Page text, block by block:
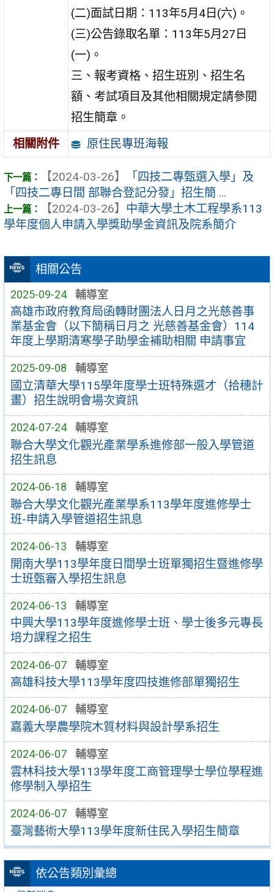
相關公告
2025-09-24 輔導室
高雄市政府教育局函轉財團法人日月之光慈善事
業基金會（以下簡稱日月之 光慈善基金會）114
年度上學期清寒學子助學金補助相關 申請事宜
2025-09-08 輔導室
國立清華大學115學年度學士班特殊選才（拾穗計
畫）招生說明會場次資訊
2024-07-24 輔導室
聯合大學文化觀光產業學系進修部一般入學管道
招生訊息
2024-06-18 輔導室
聯合大學文化觀光產業學系113學年度進修學士
班-申請入學管道招生訊息
2024-06-13 輔導室
開南大學113學年度日間學士班單獨招生暨進修學
士班甄審入學招生訊息
2024-06-13 輔導室
中興大學113學年度進修學士班、學士後多元專長
培力課程之招生
2024-06-07 輔導室
高雄科技大學113學年度四技進修部單獨招生
2024-06-07 輔導室
嘉義大學農學院木質材料與設計學系招生
2024-06-07 輔導室
雲林科技大學113學年度工商管理學士學位學程進
修學制入學招生
2024-06-07 輔導室
臺灣藝術大學113學年度新住民入學招生簡章
依公告類別彙總
(二)面試日期：113年5月4日(六)。
(三)公告錄取名單：113年5月27日
(一)。
三、報考資格、招生班別、招生名
額、考試項目及其他相關規定請參閱
招生簡章。
相關附件
原住民專班海報
【2024-03-26】
「四技二專甄選入學」及
「四技二專日間 部聯合登記分發」招生簡 ...
【2024-03-26】 中華大學土木工程學系113
學年度個人申請入學獎助學金資訊及院系簡介